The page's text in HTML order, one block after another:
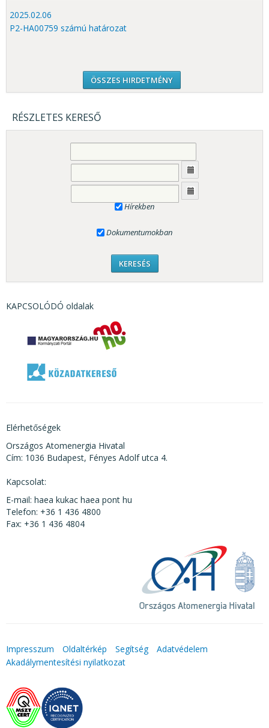
2025.02.06
P2-HA00759 számú határozat
ÖSSZES HIRDETMÉNY
RÉSZLETES KERESŐ
Hírekben
Dokumentumokban
KAPCSOLÓDÓ oldalak
Elérhetőségek
Országos Atomenergia Hivatal
Cím: 1036 Budapest, Fényes Adolf utca 4.
Kapcsolat:
E-mail: haea kukac haea pont hu
Telefon: +36 1 436 4800
Fax: +36 1 436 4804
Impresszum Oldaltérkép Segítség
Adatvédelem
Akadálymentesítési nyilatkozat